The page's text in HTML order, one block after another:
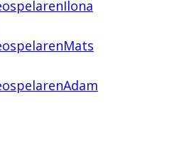
Ilona
Mats
Adam